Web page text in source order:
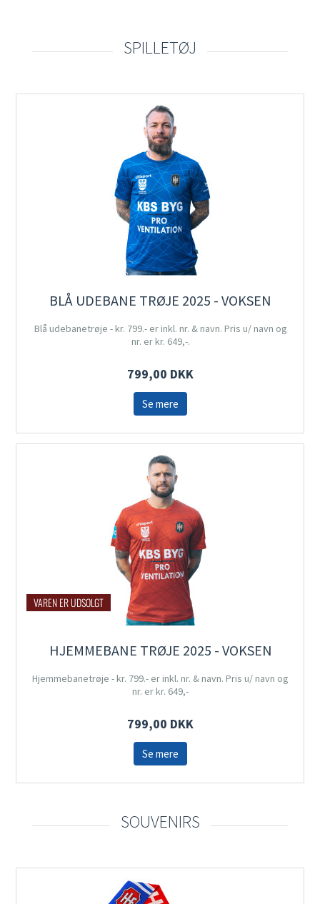
SPILLETØJ
BLÅ UDEBANE TRØJE 2025 - VOKSEN
Blå udebanetrøje - kr. 799.- er inkl. nr. & navn. Pris u/ navn og
nr. er kr. 649,-.
799,00 DKK
Se mere
VAREN ER UDSOLGT
HJEMMEBANE TRØJE 2025 - VOKSEN
Hjemmebanetrøje - kr. 799.- er inkl. nr. & navn. Pris u/ navn og
nr. er kr. 649,-
799,00 DKK
Se mere
SOUVENIRS